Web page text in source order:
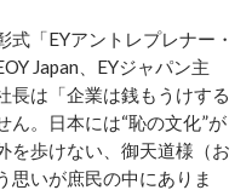
「EYアントレプレナー・
Japan、EYジャパン主
長は「企業は銭もうけする
ん。日本には“恥の文化”が
を歩けない、御天道様（お
思いが庶民の中にありま